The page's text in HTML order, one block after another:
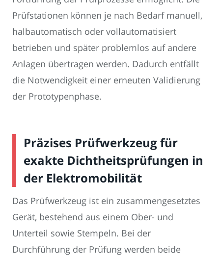
Prüfstationen können je nach Bedarf manuell,
halbautomatisch oder vollautomatisiert
betrieben und später problemlos auf andere
Anlagen übertragen werden. Dadurch entfällt
die Notwendigkeit einer erneuten Validierung
der Prototypenphase.
Präzises Prüfwerkzeug für
exakte Dichtheitsprüfungen in
der Elektromobilität
Das Prüfwerkzeug ist ein zusammengesetztes
Gerät, bestehend aus einem Ober- und
Unterteil sowie Stempeln. Bei der
Durchführung der Prüfung werden beide